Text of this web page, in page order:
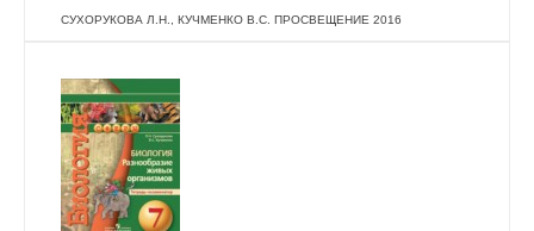
СУХОРУКОВА Л.Н., КУЧМЕНКО В.С. ПРОСВЕЩЕНИЕ 2016